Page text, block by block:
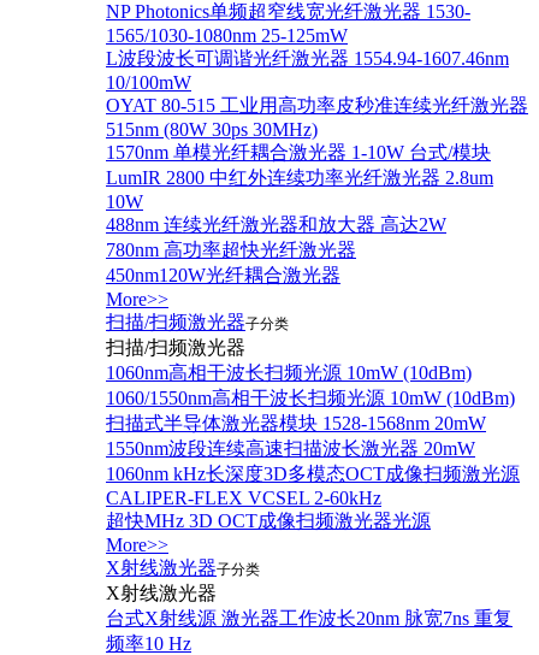
NP Photonics单频超窄线宽光纤激光器 1530-
1565/1030-1080nm 25-125mW
L波段波长可调谐光纤激光器 1554.94-1607.46nm
10/100mW
OYAT 80-515 工业用高功率皮秒准连续光纤激光器
515nm (80W 30ps 30MHz)
1570nm 单模光纤耦合激光器 1-10W 台式/模块
LumIR 2800 中红外连续功率光纤激光器 2.8um
10W
488nm 连续光纤激光器和放大器 高达2W
780nm 高功率超快光纤激光器
450nm120W光纤耦合激光器
More>>
扫描/扫频激光器子分类
扫描/扫频激光器
1060nm高相干波长扫频光源 10mW (10dBm)
1060/1550nm高相干波长扫频光源 10mW (10dBm)
扫描式半导体激光器模块 1528-1568nm 20mW
1550nm波段连续高速扫描波长激光器 20mW
1060nm kHz长深度3D多模态OCT成像扫频激光源
CALIPER-FLEX VCSEL 2-60kHz
超快MHz 3D OCT成像扫频激光器光源
More>>
X射线激光器子分类
X射线激光器
台式X射线源 激光器工作波长20nm 脉宽7ns 重复
频率10 Hz